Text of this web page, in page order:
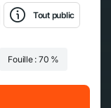
Tout public
Fouille : 70 %